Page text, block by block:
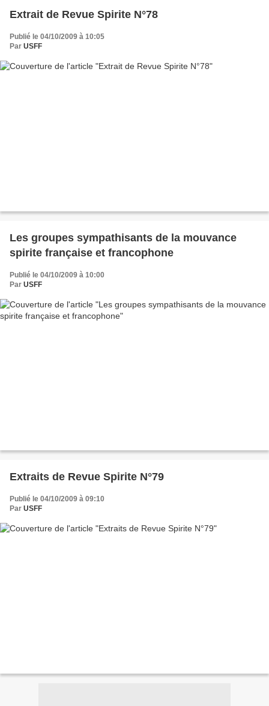
Extrait de Revue Spirite N°78
Publié le 04/10/2009 à 10:05
Par USFF
Les groupes sympathisants de la mouvance
spirite française et francophone
Publié le 04/10/2009 à 10:00
Par USFF
Extraits de Revue Spirite N°79
Publié le 04/10/2009 à 09:10
Par USFF